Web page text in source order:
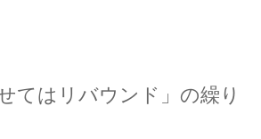
てはリバウンド」の繰り